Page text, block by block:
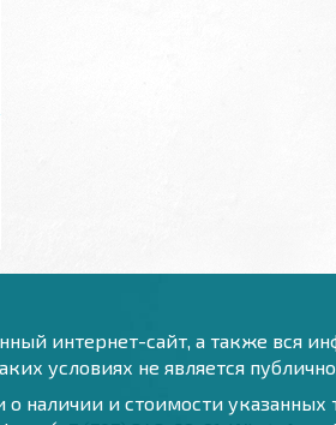
интернет-сайт, а также вся
условиях не является
наличии и стоимости